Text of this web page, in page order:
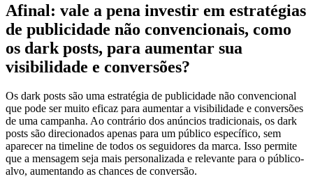
Afinal: vale a pena investir em estratégias
de publicidade não convencionais, como
os dark posts, para aumentar sua
visibilidade e conversões?
Os dark posts são uma estratégia de publicidade não convencional
que pode ser muito eficaz para aumentar a visibilidade e conversões
de uma campanha. Ao contrário dos anúncios tradicionais, os dark
posts são direcionados apenas para um público específico, sem
aparecer na timeline de todos os seguidores da marca. Isso permite
que a mensagem seja mais personalizada e relevante para o público-
alvo, aumentando as chances de conversão.